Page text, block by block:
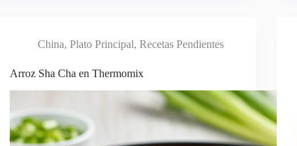
China,Plato Principal,Recetas Pendientes
Arroz Sha Cha en Thermomix